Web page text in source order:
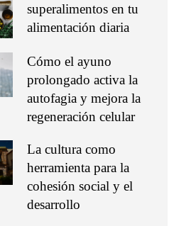
superalimentos en tu
alimentación diaria
Cómo el ayuno
prolongado activa la
autofagia y mejora la
regeneración celular
La cultura como
herramienta para la
cohesión social y el
desarrollo